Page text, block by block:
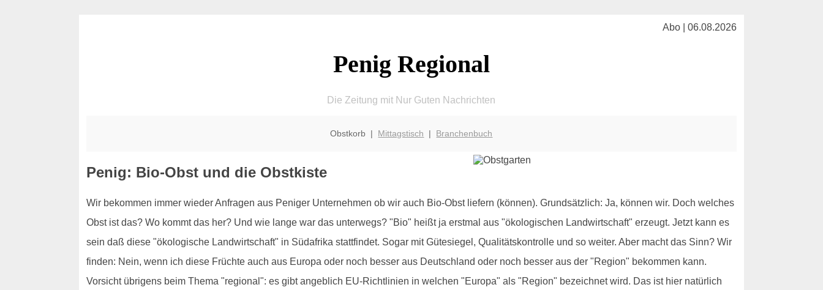
Abo | 06.08.2026
Penig Regional
Die Zeitung mit Nur Guten Nachrichten
Obstkorb | Mittagstisch | Branchenbuch
Penig: Bio-Obst und die Obstkiste
Wir bekommen immer wieder Anfragen aus Peniger Unternehmen ob wir auch Bio-Obst liefern (können). Grundsätzlich: Ja, können wir. Doch welches
Obst ist das? Wo kommt das her? Und wie lange war das unterwegs? "Bio" heißt ja erstmal aus "ökologischen Landwirtschaft" erzeugt. Jetzt kann es
sein daß diese "ökologische Landwirtschaft" in Südafrika stattfindet. Sogar mit Gütesiegel, Qualitätskontrolle und so weiter. Aber macht das Sinn? Wir
finden: Nein, wenn ich diese Früchte auch aus Europa oder noch besser aus Deutschland oder noch besser aus der "Region" bekommen kann.
Vorsicht übrigens beim Thema "regional": es gibt angeblich EU-Richtlinien in welchen "Europa" als "Region" bezeichnet wird. Das ist hier natürlich